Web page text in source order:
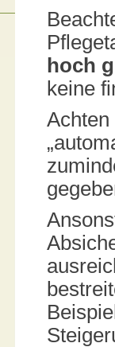
hoch
keine
Achten